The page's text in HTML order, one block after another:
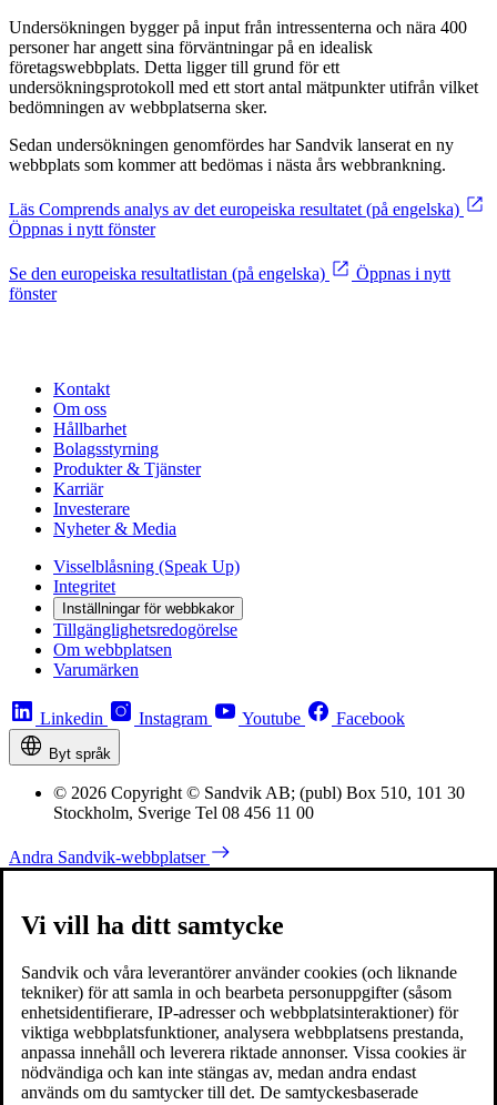
Undersökningen bygger på input från intressenterna och nära 400
personer har angett sina förväntningar på en idealisk
företagswebbplats. Detta ligger till grund för ett
undersökningsprotokoll med ett stort antal mätpunkter utifrån vilket
bedömningen av webbplatserna sker.
Sedan undersökningen genomfördes har Sandvik lanserat en ny
webbplats som kommer att bedömas i nästa års webbrankning.
Läs Comprends analys av det europeiska resultatet (på engelska)
Öppnas i nytt fönster
Se den europeiska resultatlistan (på engelska)
Öppnas i nytt
fönster
Kontakt
Om oss
Hållbarhet
Bolagsstyrning
Produkter & Tjänster
Karriär
Investerare
Nyheter & Media
Visselblåsning (Speak Up)
Integritet
Inställningar för webbkakor
Tillgänglighetsredogörelse
Om webbplatsen
Varumärken
Linkedin Instagram Youtube Facebook
Byt språk
© 2026 Copyright © Sandvik AB; (publ) Box 510, 101 30
Stockholm, Sverige Tel 08 456 11 00
Andra Sandvik-webbplatser
Vi vill ha ditt samtycke
Sandvik och våra leverantörer använder cookies (och liknande
tekniker) för att samla in och bearbeta personuppgifter (såsom
enhetsidentifierare, IP-adresser och webbplatsinteraktioner) för
viktiga webbplatsfunktioner, analysera webbplatsens prestanda,
anpassa innehåll och leverera riktade annonser. Vissa cookies är
nödvändiga och kan inte stängas av, medan andra endast
används om du samtycker till det. De samtyckesbaserade